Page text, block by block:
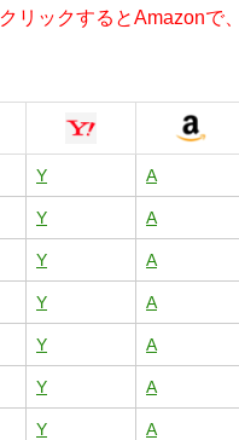
リックするとAmazonで、
Y A
Y A
Y A
Y A
Y A
Y A
Y A